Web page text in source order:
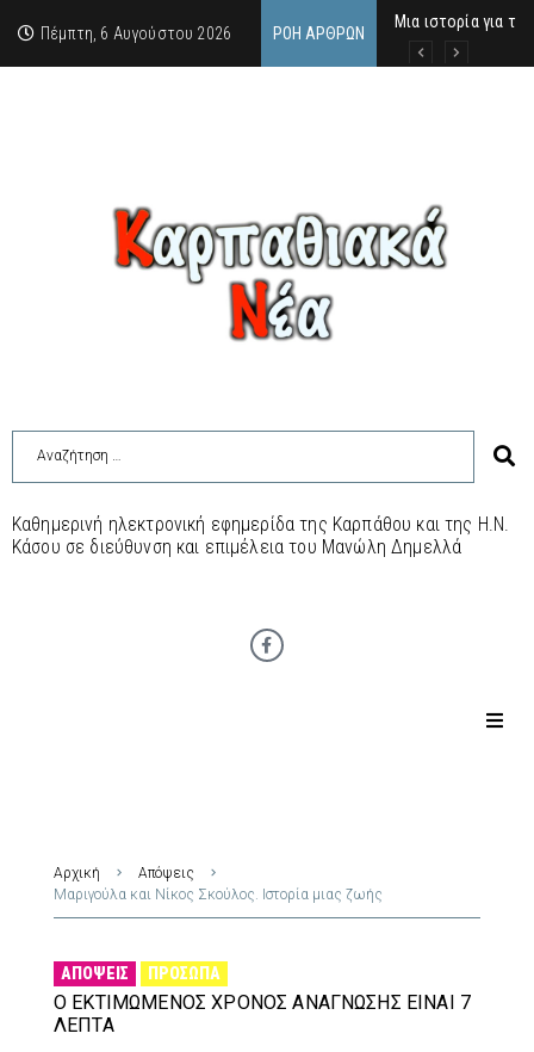
Πέμπτη, 6 Αυγούστου 2026 ΡΟΉ ΆΡΘΡΩΝ
Μια ιστορία για τη
Δρ. Εμμανουέλλα
Χάιδω-Ειρήνη
Καθημερινή ηλεκτρονική εφημερίδα της Καρπάθου και της Η.Ν.
Κάσου σε διεύθυνση και επιμέλεια του Μανώλη Δημελλά
Αρχική
Απόψεις
Μαριγούλα και Νίκος Σκούλος. Ιστορία μιας ζωής
ΑΠΌΨΕΙΣ ΠΡΌΣΩΠΑ
Ο ΕΚΤΙΜΏΜΕΝΟΣ ΧΡΌΝΟΣ ΑΝΆΓΝΩΣΗΣ ΕΊΝΑΙ 7
ΛΕΠΤΆ